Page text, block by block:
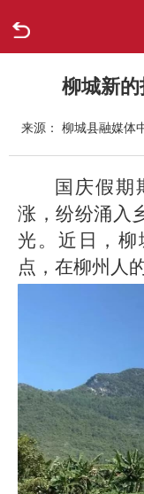
走进柳城
新闻中心
政府信息公开
网上办事
互动回应
柳城新
来源： 柳城县融媒体
国庆假期
涨，纷纷涌入
光。近日，柳
点，在柳州人